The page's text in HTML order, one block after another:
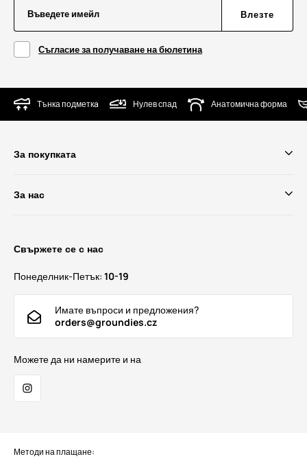
Въведете имейл Влезте
Съгласие за получаване на бюлетина
Тънка подметкa Нулев спад Анатомична форма
За покупката
За нас
Свържете се с нас
Понеделник-Петък: 10-19
Имате въпроси и предложения?
orders@groundies.cz
Можете да ни намерите и на
Методи на плащане: